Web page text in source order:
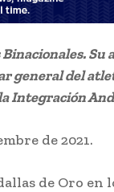
Binacionales.
general del
Integración
de 2021.
de Oro en